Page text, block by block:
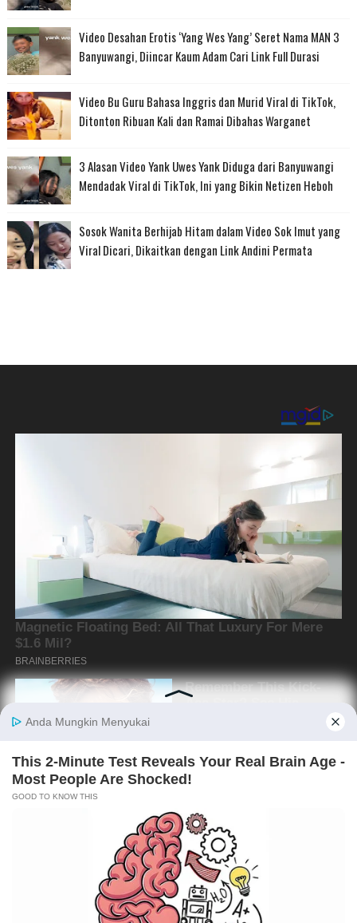
Video Desahan Erotis ‘Yang Wes Yang’ Seret Nama MAN 3
Banyuwangi, Diincar Kaum Adam Cari Link Full Durasi
Video Bu Guru Bahasa Inggris dan Murid Viral di TikTok,
Ditonton Ribuan Kali dan Ramai Dibahas Warganet
3 Alasan Video Yank Uwes Yank Diduga dari Banyuwangi
Mendadak Viral di TikTok, Ini yang Bikin Netizen Heboh
Sosok Wanita Berhijab Hitam dalam Video Sok Imut yang
Viral Dicari, Dikaitkan dengan Link Andini Permata
Copyright @2019 ByMedia Oposisi Cerdas